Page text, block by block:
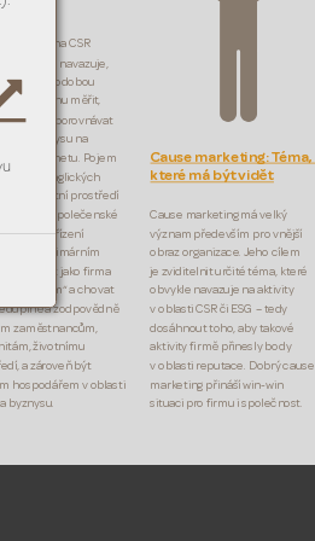
ESG, jež na CSR
slu navazuje,
dlouhodobou
snahu měřit,
aporovnávat
byznysu na
aplanetu. Pojem
zanglických
tní prostředí
onment), společenské
(social) ařízení
Primárním
ESG je „být jako ﬁrma
občanem“ achovat
azodpovědně
zaměstnancům,
životnímu
azároveň být
hospodářem voblasti
Cause marketing: Téma,
které má být vidět
Cause marketing má velký
význam především pro vnější
obraz organizace. Jeho cílem
je zviditelnit určité téma, které
obvykle navazuje na aktivity
voblasti CSR či ESG – tedy
dosáhnout toho, aby takové
aktivity ﬁrmě přinesly body
voblasti reputace. Dobrý cause
marketing přináší win-win
situaci pro ﬁrmu ispolečnost.